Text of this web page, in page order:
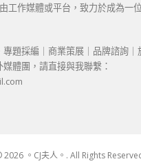
工作媒體或平台，致力於成為一
題採編｜商業策展｜品牌諮詢｜
媒體團，請直接與我聯繫：
。CJ夫人。. All Rights